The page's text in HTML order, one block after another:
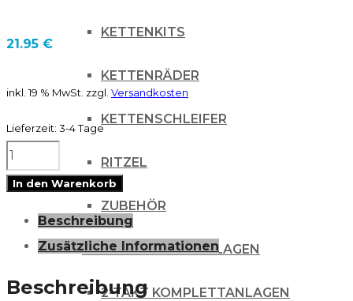
KETTENKITS
KETTENRÄDER
KETTENSCHLEIFER
RITZEL
ZUBEHÖR
AUSPUFFANLAGEN
2-TAKT KOMPLETTANLAGEN
21.95 €
inkl. 19 % MwSt. zzgl. Versandkosten
Lieferzeit: 3-4 Tage
Roll
Off
WVS
In den Warenkorb
Beschreibung
Zusätzliche Informationen
Beschreibung